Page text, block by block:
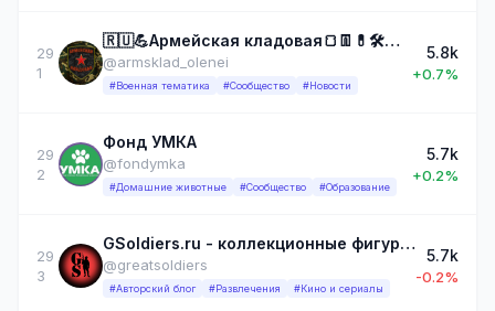
29
1
🇷🇺💪Армейская кладовая🍞👖💊🛠📎🦌
@armsklad_olenei
#Военная тематика #Сообщество #Новости
5.8k
+0.7%
29
2
Фонд УМКА
@fondymka
#Домашние животные #Сообщество #Образование
5.7k
+0.2%
29
3
GSoldiers.ru - коллекционные фигурки Hot Toys | Damtoys
@greatsoldiers
#Авторский блог #Развлечения #Кино и сериалы
5.7k
-0.2%